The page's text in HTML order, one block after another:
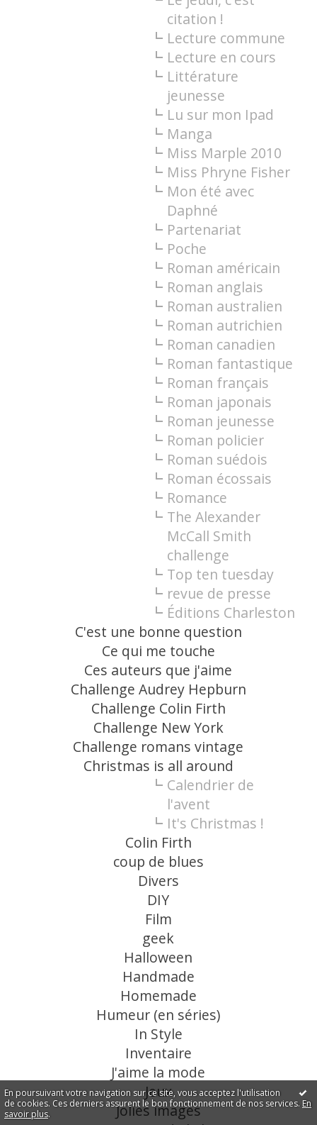
En poursuivant votre navigation sur ce site, vous acceptez l'utilisation
de cookies. Ces derniers assurent le bon fonctionnement de nos services. En
savoir plus.
citation !
Lecture commune
Lecture en cours
Littérature
jeunesse
Lu sur mon Ipad
Manga
Miss Marple 2010
Miss Phryne Fisher
Mon été avec
Daphné
Partenariat
Poche
Roman américain
Roman anglais
Roman australien
Roman autrichien
Roman canadien
Roman fantastique
Roman français
Roman japonais
Roman jeunesse
Roman policier
Roman suédois
Roman écossais
Romance
The Alexander
McCall Smith
challenge
Top ten tuesday
revue de presse
Éditions Charleston
C'est une bonne question
Ce qui me touche
Ces auteurs que j'aime
Challenge Audrey Hepburn
Challenge Colin Firth
Challenge New York
Challenge romans vintage
Christmas is all around
Calendrier de
l'avent
It's Christmas !
Colin Firth
coup de blues
Divers
DIY
Film
geek
Halloween
Handmade
Homemade
Humeur (en séries)
In Style
Inventaire
J'aime la mode
Jeux
Jolies images